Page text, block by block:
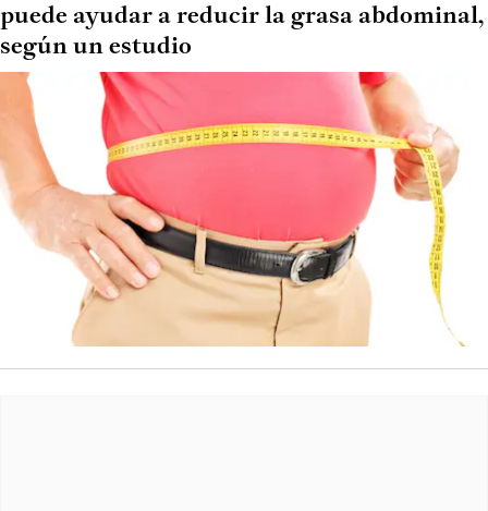
puede ayudar a reducir la grasa abdominal,
según un estudio